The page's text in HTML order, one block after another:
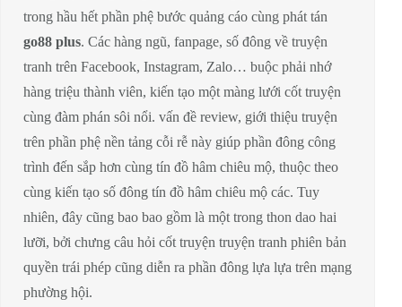
trong hầu hết phần phệ bước quảng cáo cùng phát tán
go88 plus. Các hàng ngũ, fanpage, số đông về truyện
tranh trên Facebook, Instagram, Zalo… buộc phải nhớ
hàng triệu thành viên, kiến tạo một màng lưới cốt truyện
cùng đàm phán sôi nổi. vấn đề review, giới thiệu truyện
trên phần phệ nền tảng cỗi rễ này giúp phần đông công
trình đến sắp hơn cùng tín đồ hâm chiêu mộ, thuộc theo
cùng kiến tạo số đông tín đồ hâm chiêu mộ các. Tuy
nhiên, đây cũng bao bao gồm là một trong thon dao hai
lưỡi, bởi chưng câu hỏi cốt truyện truyện tranh phiên bản
quyền trái phép cũng diễn ra phần đông lựa lựa trên mạng
phường hội.